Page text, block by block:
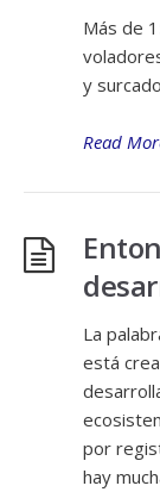
Más de
y
Read
La
está
por
hay